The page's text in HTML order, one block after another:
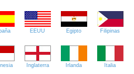
EEUU Egipto Filipinas
Inglaterra Irlanda Italia